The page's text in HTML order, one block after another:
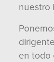
nuestro
en todo